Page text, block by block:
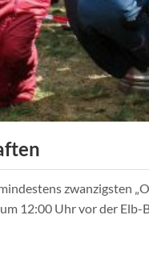
zwanzigsten
12:00 Uhr vor der Elb-